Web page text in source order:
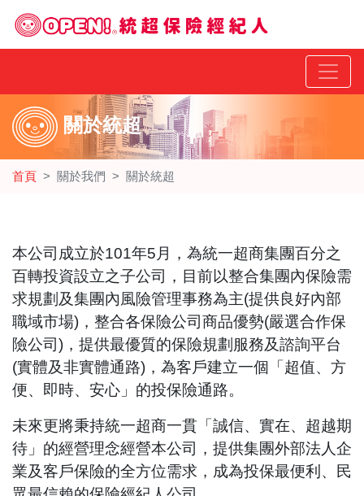
關於統超
首頁 關於我們 關於統超
本公司成立於101年5月，為統一超商集團百分之
百轉投資設立之子公司，目前以整合集團內保險需
求規劃及集團內風險管理事務為主(提供良好內部
職域市場)，整合各保險公司商品優勢(嚴選合作保
險公司)，提供最優質的保險規劃服務及諮詢平台
(實體及非實體通路)，為客戶建立一個「超值、方
便、即時、安心」的投保險通路。
未來更將秉持統一超商一貫「誠信、實在、超越期
待」的經營理念經營本公司，提供集團外部法人企
業及客戶保險的全方位需求，成為投保最便利、民